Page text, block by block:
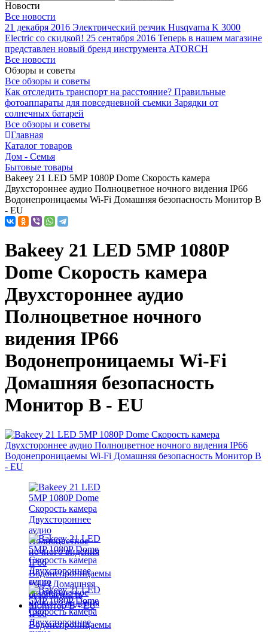
Новости
Все новости
21 декабря 2016 Электрический резчик Husqvarna K 3000
Electric со скидкой! 25 сентября 2016 Теперь в нашем магазине
представлен новый бренд инструмента ATORCH
Все новости
Обзоры и советы
Все обзоры и советы
Как отследить транспорт на расстояние? Правильные
фотоаппараты для повседневной съемки Зарядки от
солнечных батарей
Все обзоры и советы
Главная
Каталог товаров
Дом - Семья
Бытовые товары
Bakeey 21 LED 5MP 1080P Dome Скорость камера
Двухстороннее аудио Полноцветное ночного видения IP66
Водонепроницаемы Wi-Fi Домашняя безопасность Монитор В
- EU
Bakeey 21 LED 5MP 1080P
Dome Скорость камера
Двухстороннее аудио
Полноцветное ночного
видения IP66
Водонепроницаемы Wi-Fi
Домашняя безопасность
Монитор В - EU